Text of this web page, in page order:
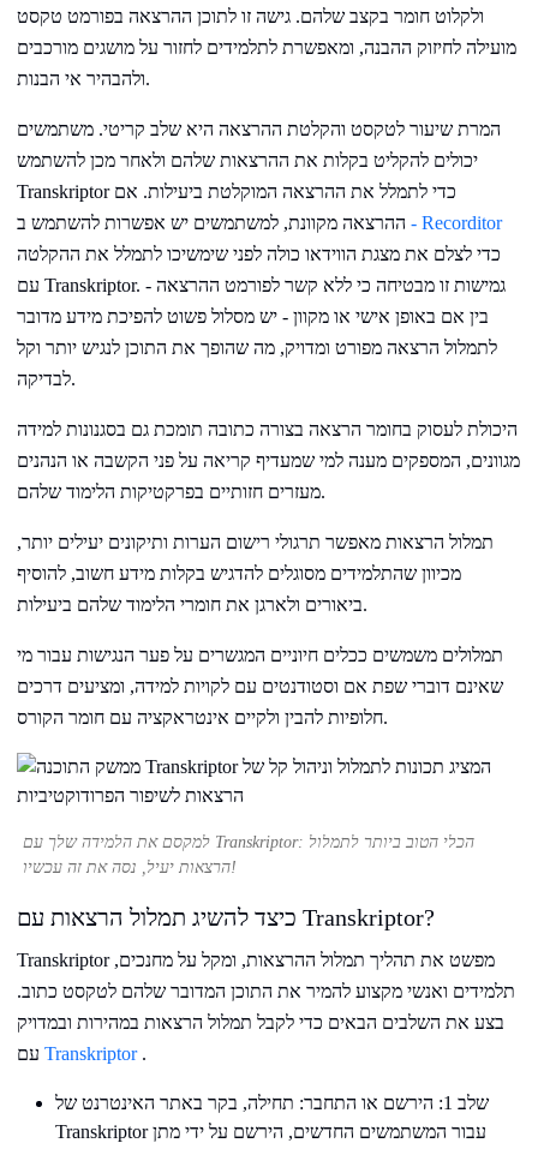
ולקלוט חומר בקצב שלהם. גישה זו לתוכן ההרצאה בפורמט טקסט
מועילה לחיזוק ההבנה, ומאפשרת לתלמידים לחזור על מושגים מורכבים
ולהבהיר אי הבנות.
המרת שיעור לטקסט והקלטת ההרצאה היא שלב קריטי. משתמשים
יכולים להקליט בקלות את ההרצאות שלהם ולאחר מכן להשתמש
Transkriptor כדי לתמלל את ההרצאה המוקלטת ביעילות. אם
- Recorditor
כדי לצלם את מצגת הווידאו כולה לפני שימשיכו לתמלל את ההקלטה
עם Transkriptor. גמישות זו מבטיחה כי ללא קשר לפורמט ההרצאה -
בין אם באופן אישי או מקוון - יש מסלול פשוט להפיכת מידע מדובר
לתמלול הרצאה מפורט ומדויק, מה שהופך את התוכן לנגיש יותר וקל
לבדיקה.
היכולת לעסוק בחומר הרצאה בצורה כתובה תומכת גם בסגנונות למידה
מגוונים, המספקים מענה למי שמעדיף קריאה על פני הקשבה או הנהנים
מעזרים חזותיים בפרקטיקות הלימוד שלהם.
תמלול הרצאות מאפשר תרגולי רישום הערות ותיקונים יעילים יותר,
מכיוון שהתלמידים מסוגלים להדגיש בקלות מידע חשוב, להוסיף
ביאורים ולארגן את חומרי הלימוד שלהם ביעילות.
תמלולים משמשים ככלים חיוניים המגשרים על פער הנגישות עבור מי
שאינם דוברי שפת אם וסטודנטים עם לקויות למידה, ומציעים דרכים
חלופיות להבין ולקיים אינטראקציה עם חומר הקורס.
למקסם את הלמידה שלך עם Transkriptor: הכלי הטוב ביותר לתמלול
הרצאות יעיל, נסה את זה עכשיו!
כיצד להשיג תמלול הרצאות עם Transkriptor?
Transkriptor מפשט את תהליך תמלול ההרצאות, ומקל על מחנכים,
תלמידים ואנשי מקצוע להמיר את התוכן המדובר שלהם לטקסט כתוב.
בצע את השלבים הבאים כדי לקבל תמלול הרצאות במהירות ובמדויק
Transkriptor .
שלב 1: הירשם או התחבר: תחילה, בקר באתר האינטרנט של
Transkriptor עבור המשתמשים החדשים, הירשם על ידי מתן